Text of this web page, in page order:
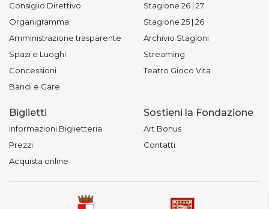
Consiglio Direttivo
Organigramma
Amministrazione trasparente
Spazi e Luoghi
Concessioni
Bandi e Gare
Stagione 26 | 27
Stagione 25 | 26
Archivio Stagioni
Streaming
Teatro Gioco Vita
Biglietti
Informazioni Biglietteria
Prezzi
Acquista online
Sostieni la Fondazione
Art Bonus
Contatti